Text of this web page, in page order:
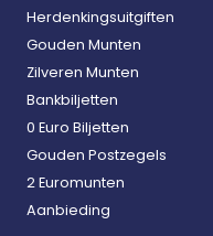
Herdenkingsuitgiften
Gouden Munten
Zilveren Munten
Bankbiljetten
0 Euro Biljetten
Gouden Postzegels
2 Euromunten
Aanbieding